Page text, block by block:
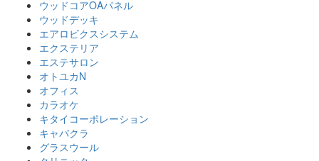
ウッドコアOAパネル
ウッドデッキ
エアロビクスシステム
エクステリア
エステサロン
オトユカN
オフィス
カラオケ
キタイコーポレーション
キャバクラ
グラスウール